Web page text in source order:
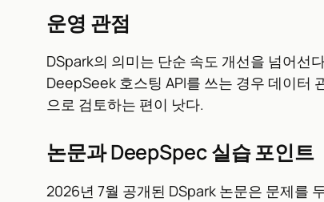
운영 관점
DSpark의 의미는 단순 속도 개선을 넘어선
DeepSeek 호스팅 API를 쓰는 경우 데이터
으로 검토하는 편이 낫다.
논문과 DeepSpec 실습 포인트
2026년 7월 공개된 DSpark 논문은 문제를